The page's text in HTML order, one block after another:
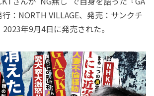
：NORTH VILLAGE、発売：サンクチ
年9月4日に発売された。